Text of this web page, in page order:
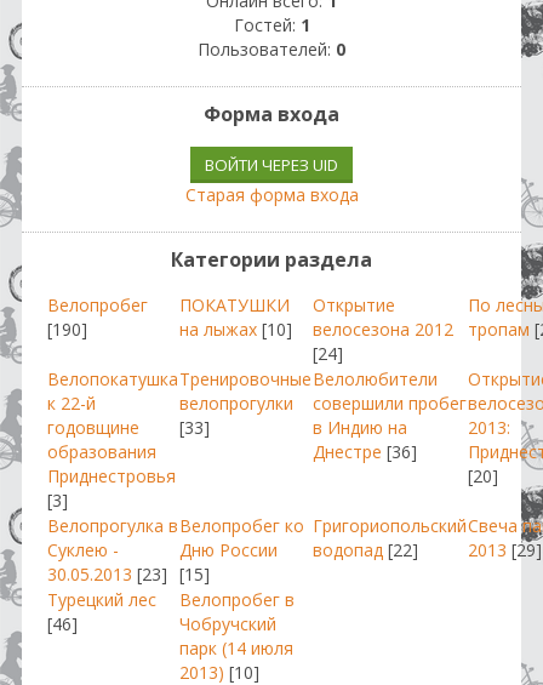
Гостей: 1
Пользователей: 0
Форма входа
ВОЙТИ ЧЕРЕЗ UID
Старая форма входа
Категории раздела
Велопробег
[190]
ПОКАТУШКИ
на лыжах [10]
Открытие
велосезона 2012
[24]
По
тропам
Велопокатушка
к 22-й
годовщине
образования
Приднестровья
[3]
Тренировочные
велопрогулки
[33]
Велолюбители
совершили пробег
в Индию на
Днестре [36]
2013:
[20]
Велопрогулка в
Суклею -
30.05.2013 [23]
Велопробег ко
Дню России
[15]
Григориопольский
водопад [22]
Свеча
2013 [29]
Турецкий лес
[46]
Велопробег в
Чобручский
парк (14 июля
2013) [10]